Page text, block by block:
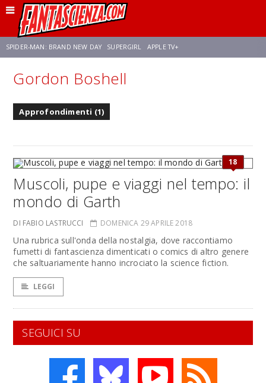
SPIDER-MAN: BRAND NEW DAY SUPERGIRL APPLE TV+
FRANCO RICCIARDIELLO ZENDAYA STAR TREK
Gordon Boshell
Approfondimenti (1)
18
Muscoli, pupe e viaggi nel tempo: il
mondo di Garth
DI FABIO LASTRUCCI DOMENICA 29 APRILE 2018
Una rubrica sull'onda della nostalgia, dove raccontiamo
fumetti di fantascienza dimenticati o comics di altro genere
che saltuariamente hanno incrociato la science fiction.
LEGGI
SEGUICI SU